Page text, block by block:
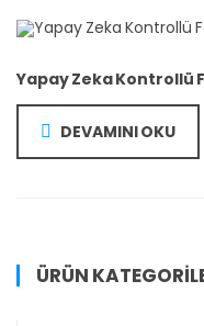
Yapay Zeka Kontrollü
DEVAMINI OKU
ÜRÜN